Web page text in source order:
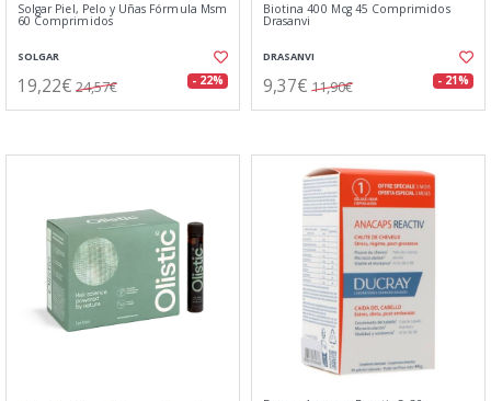
Solgar Piel, Pelo y Uñas Fórmula Msm
60 Comprimidos
SOLGAR
19,22€ 24,57€ - 22%
Biotina 400 Mcg 45 Comprimidos
Drasanvi
DRASANVI
9,37€ 11,90€ - 21%